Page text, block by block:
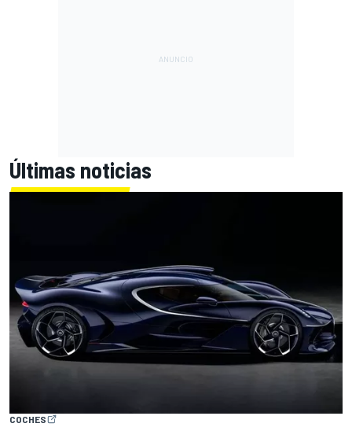
Últimas noticias
COCHES